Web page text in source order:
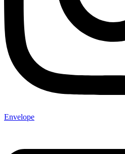
Envelope